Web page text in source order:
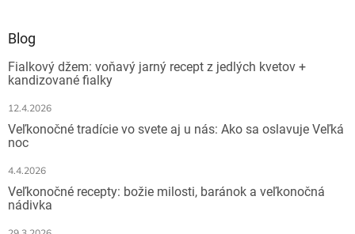
Blog
Fialkový džem: voňavý jarný recept z jedlých kvetov +
kandizované fialky
12.4.2026
Veľkonočné tradície vo svete aj u nás: Ako sa oslavuje Veľká
noc
4.4.2026
Veľkonočné recepty: božie milosti, baránok a veľkonočná
nádivka